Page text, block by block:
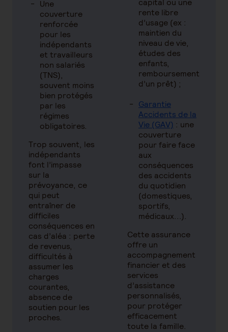
Une
couverture
renforcée
pour les
indépendants
et travailleurs
non salariés
(TNS),
souvent moins
bien protégés
par les
régimes
obligatoires.
Trop souvent, les
indépendants
font l’impasse
sur la
prévoyance, ce
qui peut
entraîner de
difficiles
conséquences en
cas d’aléa : perte
de revenus,
difficultés à
assumer les
charges
courantes,
absence de
soutien pour les
proches.
capital ou une
rente libre
d’usage (ex :
maintien du
niveau de vie,
études des
enfants,
remboursement
d’un prêt) ;
Garantie
Accidents de la
Vie (GAV) : une
couverture
pour faire face
aux
conséquences
des accidents
du quotidien
(domestiques,
sportifs,
médicaux...).
Cette assurance
offre un
accompagnement
financier et des
services
d’assistance
personnalisés,
pour protéger
efficacement
toute la famille.